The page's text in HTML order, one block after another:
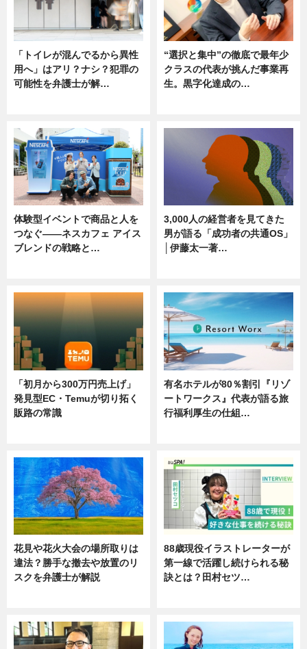
「トイレが混んでるから異性
用へ」はアリ？ナシ？犯罪の
可能性を弁護士が解…
“選択と集中”の徹底で最年少
クラスの代表が挑んだ事業再
生。黒字化達成の…
体験型イベントで商品と人を
つなぐ――ネスカフェ アイス
ブレンドの戦略と…
3,000人の経営者を見てきた
男が語る「成功者の共通OS」
│伊藤太一著…
「初月から300万円売上げ」
発見型EC・Temuが切り拓く
販路の常識
有名ホテルが80％割引『リゾ
ートワークス』代表が語る旅
行福利厚生の仕組…
花見や花火大会の場所取りは
違法？勝手な撤去や放置のリ
スクを弁護士が解説
88歳現役イラストレーターが
第一線で活躍し続けられる秘
訣とは？田村セツ…